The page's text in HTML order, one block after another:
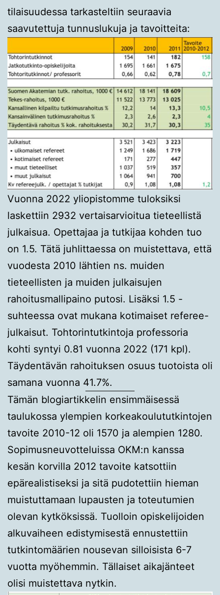
tilaisuudessa tarkasteltiin seuraavia
saavutettuja tunnuslukuja ja tavoitteita:
Vuonna 2022 yliopistomme tuloksiksi
laskettiin 2932 vertaisarvioitua tieteellistä
julkaisua. Opettajaa ja tutkijaa kohden tuo
on 1.5. Tätä juhlittaessa on muistettava, että
vuodesta 2010 lähtien ns. muiden
tieteellisten ja muiden julkaisujen
rahoitusmallipaino putosi. Lisäksi 1.5 -
suhteessa ovat mukana kotimaiset referee-
julkaisut. Tohtorintutkintoja professoria
kohti syntyi 0.81 vuonna 2022 (171 kpl).
Täydentävän rahoituksen osuus tuotoista oli
samana vuonna 41.7%.
Tämän blogiartikkelin ensimmäisessä
taulukossa ylempien korkeakoulututkintojen
tavoite 2010-12 oli 1570 ja alempien 1280.
Sopimusneuvotteluissa OKM:n kanssa
kesän korvilla 2012 tavoite katsottiin
epärealistiseksi ja sitä pudotettiin hieman
muistuttamaan lupausten ja toteutumien
olevan kytköksissä. Tuolloin opiskelijoiden
alkuvaiheen edistymisestä ennustettiin
tutkintomäärien nousevan silloisista 6-7
vuotta myöhemmin. Tällaiset aikajänteet
olisi muistettava nytkin.